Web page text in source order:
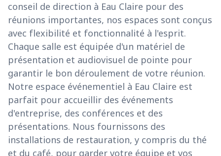
conseil de direction à Eau Claire pour des
réunions importantes, nos espaces sont conçus
avec flexibilité et fonctionnalité à l'esprit.
Chaque salle est équipée d'un matériel de
présentation et audiovisuel de pointe pour
garantir le bon déroulement de votre réunion.
Notre espace événementiel à Eau Claire est
parfait pour accueillir des événements
d'entreprise, des conférences et des
présentations. Nous fournissons des
installations de restauration, y compris du thé
et du café, pour garder votre équipe et vos